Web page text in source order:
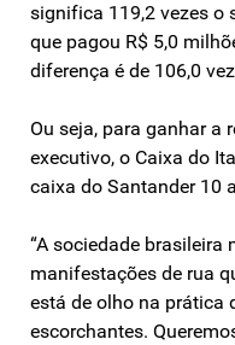
significa 119,2 vezes o
que pagou R$ 5,0
diferença é de 106,0
Ou seja, para ganhar a
executivo, o Caixa do
caixa do Santander 10
“A sociedade brasileira
manifestações de rua
está de olho na prática
escorchantes.